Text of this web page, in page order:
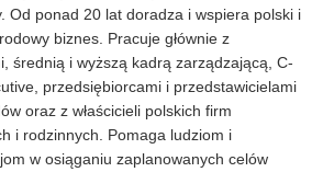
Od ponad 20 lat doradza i wspiera polski i
biznes. Pracuje głównie z
średnią i wyższą kadrą zarządzającą, C-
przedsiębiorcami i przedstawicielami
oraz z właścicieli polskich firm
i rodzinnych. Pomaga ludziom i
w osiąganiu zaplanowanych celów